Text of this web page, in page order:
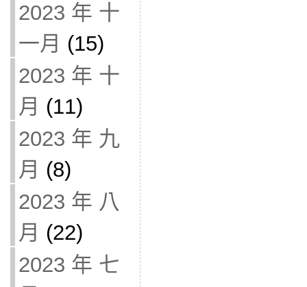
2023 年 十
一月 (15)
2023 年 十
月 (11)
2023 年 九
月 (8)
2023 年 八
月 (22)
2023 年 七